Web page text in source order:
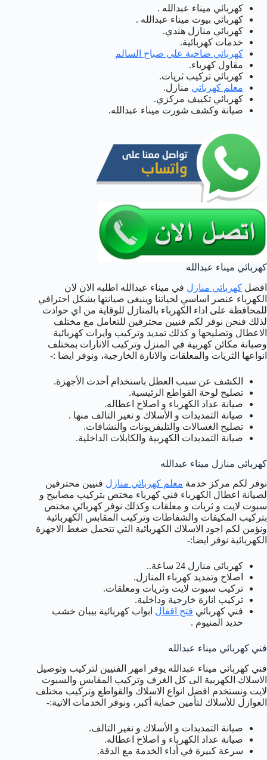
كهربائي ميناء عبدالله .
كهربائي بيوت ميناء عبدالله .
كهربائي منازل هندي.
خدمات كهربائية.
كهربائي ضاحية علي صباح السالم
مقاول كهرباء.
كهربائي تركيب ثريات.
معلم كهربائي منازل.
كهربائي تكييف مركزي.
صيانة وكشف شورت ميناء عبدالله.
كهربائي ميناء عبدالله
افضل كهربائي منازل في ميناء عبدالله اطلبه الان لان
الكهرباء عنصر اساسي لحياتنا وينبغى صيانتها بشكل احترافي
للمحافظة على اداء الكهرباء بالمنازل للوقاية من اي حوادث
لذلك فنحن نوفر لكم فنيين محترفين للتعامل مع مختلف
الاعطال وتصليحها و كذلك تمديد وتركيب وايرات كهربائية
وصيانة مكائن كهربية في المنزل وتركيب الانارات بمختلف
انواعها الثريات والمعلقات والانارة الخارجية، ونوفر ايضا :-
الكشف عن سبب العطل باستخدام أحدث الأجهزة.
تصليح لوحة القواطع الرئيسية.
صيانة عداد الكهرباء و اصلاح اعطاله.
صيانة التمديدات و الأسلاك و تغير التالف منها .
تصليح الغسالات والتليفزيونات والنشافات.
صيانة التمديدات الكهربية والكابلات الداخلية.
كهربائي منازل ميناء عبدالله
نوفر لكم مركز خدمة معلم كهربائي منازل فنيين محترفين
لصيانة اعطال الكهرباء فني كهرباء مختص بتركيب مصابيح و
سبوت لايت و ثريات و معلقات وكذلك نوفر كهربائي مختص
بتركيب المكيفات والشفاطات وتركيب المقابس الكهربائية
ونؤمن لكم اجود الاسلاك الكهربائية التي تتحمل ضغط الاجهزة
الكهربائية نوفر ايضا:-
كهربائي منازل 24 ساعة..
اصلاح وتمديد كهرباء المنازل.
تركيب سبوت لايت وثريات ومعلقات.
تركيب انارة خارجية وداخلية.
فني كهربائي فتح اقفال ابواب كهربائية بيبان خشب
حديد المنيوم .
فني كهربائي ميناء عبدالله
فني كهربائي ميناء عبدالله يوفر امهر الفنيين لتركيب وتوصيل
الاسلاك الكهربية الى كل الغرف وتركيب المقابس والسبوت
لايت ونستخدم افضل انواع الاسلاك والقواطع وتركيب مختلف
العوازل للأسلاك لتأمين حماية أكبر، ونوفر الخدمات الاتية:-
صيانة التمديدات و الأسلاك و تغير التالف.
صيانة عداد الكهرباء و اصلاح اعطاله.
سرعة كبيرة في أداء الخدمة مع الدقة.